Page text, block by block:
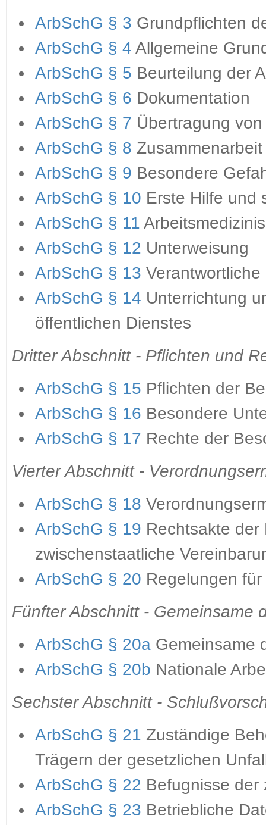
ArbSchG § 3 Grundpflichten
ArbSchG § 4 Allgemeine
ArbSchG § 5 Beurteilung der
ArbSchG § 6 Dokumentation
ArbSchG § 7 Übertragung
ArbSchG § 8
ArbSchG § 9 Besondere
ArbSchG § 10 Erste Hilfe und
ArbSchG § 11
ArbSchG § 12 Unterweisung
ArbSchG § 13
ArbSchG § 14 Unterrichtung
öffentlichen Dienstes
Dritter Abschnitt - Pflichten und
ArbSchG § 15 Pflichten der
ArbSchG § 16 Besondere
ArbSchG § 17 Rechte der
Vierter Abschnitt -
ArbSchG § 18
ArbSchG § 19 Rechtsakte
zwischenstaatliche
ArbSchG § 20 Regelungen
Fünfter Abschnitt - Gemeinsame
ArbSchG § 20a Gemeinsame
ArbSchG § 20b Nationale
Sechster Abschnitt -
ArbSchG § 21 Zuständige
Trägern der gesetzlichen
ArbSchG § 22 Befugnisse der
ArbSchG § 23 Betriebliche